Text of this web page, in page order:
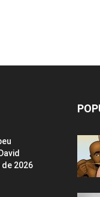
2026